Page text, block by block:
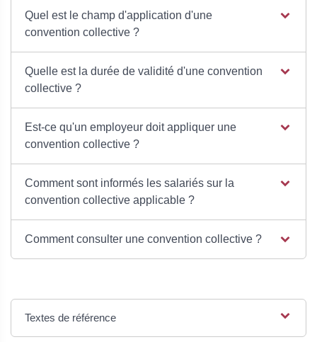
Quel est le champ d'application d'une
convention collective ?
Quelle est la durée de validité d'une convention
collective ?
Est-ce qu'un employeur doit appliquer une
convention collective ?
Comment sont informés les salariés sur la
convention collective applicable ?
Comment consulter une convention collective ?
Textes de référence